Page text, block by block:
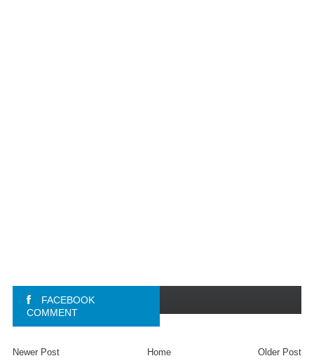
FACEBOOK
COMMENT
Newer Post Older Post
Home